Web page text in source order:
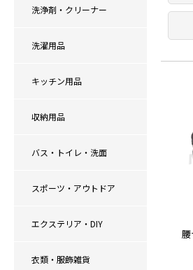
洗浄剤・クリーナー
洗濯用品
キッチン用品
収納用品
バス・トイレ・洗面
スポーツ・アウトドア
エクステリア・DIY
衣類・服飾雑貨